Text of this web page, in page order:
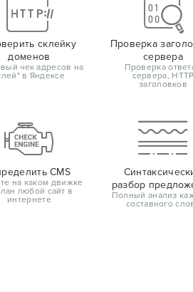
склейку
доменов
чек адресов на
в Яндексе
Проверка
сервера
Проверка
сервера, HTTP
заголовков
CMS
на каком движке
любой сайт в
интернете
разбор
Полный анализ
составного